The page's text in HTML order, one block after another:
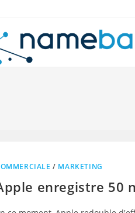
/ MARKETING
enregistre 50